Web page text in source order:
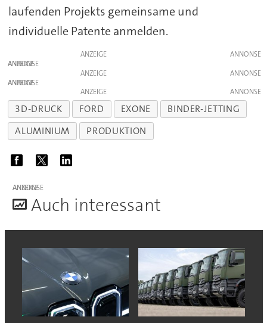
laufenden Projekts gemeinsame und
individuelle Patente anmelden.
ANZEIGE
ANZEIGE
ANZEIGE
ANZEIGE
ANZEIGE
3D-DRUCK FORD EXONE
BINDER-JETTING
ALUMINIUM
PRODUKTION
ANZEIGE
Auch interessant